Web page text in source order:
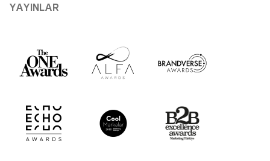
YAYINLAR